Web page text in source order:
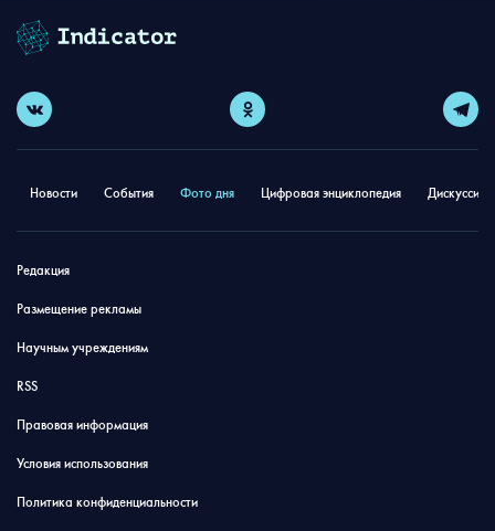
Новости События Фото дня Цифровая энциклопедия
Редакция
Размещение рекламы
Научным учреждениям
RSS
Правовая информация
Условия использования
Политика конфиденциальности